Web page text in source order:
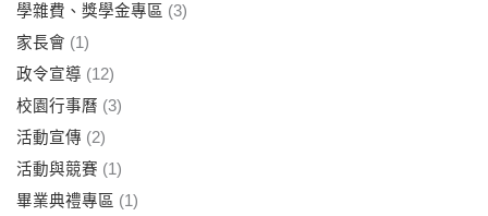
學雜費、獎學金專區 (3)
家長會 (1)
政令宣導 (12)
校園行事曆 (3)
活動宣傳 (2)
活動與競賽 (1)
畢業典禮專區 (1)